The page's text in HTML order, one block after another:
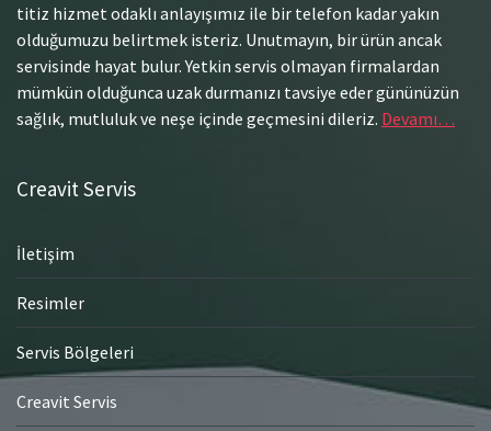
titiz hizmet odaklı anlayışımız ile bir telefon kadar yakın
olduğumuzu belirtmek isteriz. Unutmayın, bir ürün ancak
servisinde hayat bulur. Yetkin servis olmayan firmalardan
mümkün olduğunca uzak durmanızı tavsiye eder gününüzün
sağlık, mutluluk ve neşe içinde geçmesini dileriz. Devamı…
Creavit Servis
İletişim
Resimler
Servis Bölgeleri
Creavit Servis